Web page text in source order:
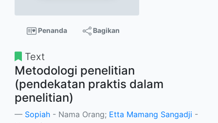
Penanda Bagikan
Text
Metodologi penelitian
(pendekatan praktis dalam
penelitian)
Sopiah - Nama Orang; Etta Mamang Sangadji -